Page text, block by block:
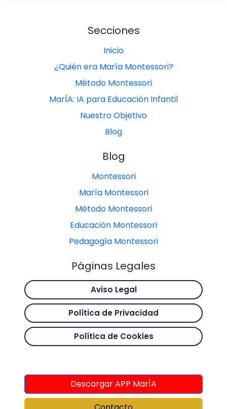
Secciones
Inicio
¿Quién era María Montessori?
Método Montessori
MarÍA: IA para Educación Infantil
Nuestro Objetivo
Blog
Blog
Montessori
María Montessori
Método Montessori
Educación Montessori
Pedagogía Montessori
Páginas Legales
Aviso Legal
Política de Privacidad
Política de Cookies
Descargar APP MarÍA